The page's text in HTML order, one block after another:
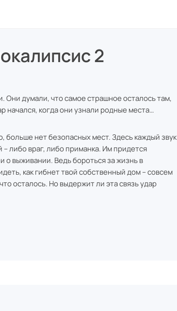
2
Они думали, что самое страшное осталось там,
начался, когда они узнали родные места…
больше нет безопасных мест. Здесь каждый звук
– либо враг, либо приманка. Им придется
о выживании. Ведь бороться за жизнь в
как гибнет твой собственный дом – совсем
осталось. Но выдержит ли эта связь удар